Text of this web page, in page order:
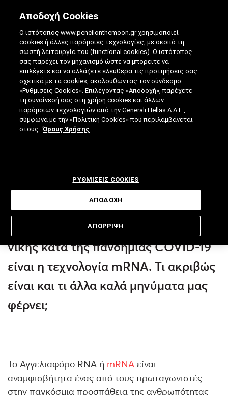
ΤΕΧΝΟΛΟΓΊΑ MRNA: ΠΌΣΟ ΕΛΠΙΔΟΦΌΡΑ
ΕΊΝΑΙ;
04.05.2021|4 ΛΕΠΤΑ ΑΝΑΓΝΩΣΗΣ|
ΑΠΟ: ΒΊΚΥ ΤΣΟΎΡΤΟΥ
Ένας από τους αγγελιοφόρους της
νίκης κατά της πανδημίας COVID-19
είναι η τεχνολογία mRNA. Τι ακριβώς
είναι και τι άλλα καλά μηνύματα μας
φέρνει;
Το Αγγελιαφόρο RNA ή mRNA είναι
αναμφισβήτητα ένας από τους πρωταγωνιστές
στην παγκόσμια προσπάθεια της ανθρωπότητας
Αποδοχή Cookies
Ο ιστότοπος www.pencilonthemoon.gr χρησιμοποιεί
cookies ή άλλες παρόμοιες τεχνολογίες, με σκοπό τη
σωστή λειτουργία του (functional cookies). Ο ιστότοπος
σας παρέχει τον μηχανισμό ώστε να μπορείτε να
επιλέγετε και να αλλάζετε ελεύθερα τις προτιμήσεις σας
σχετικά με τα cookies, ακολουθώντας τον σύνδεσμο
«Ρυθμίσεις Cookies». Επιλέγοντας «Αποδοχή», παρέχετε
τη συναίνεσή σας στη χρήση cookies και άλλων
παρόμοιων τεχνολογιών από την Generali Hellas A.A.E.,
σύμφωνα με την «Πολιτική Cookies» που περιλαμβάνεται
στους
Όρους Χρήσης
ΡΥΘΜΙΣΕΙΣ COOKIES
ΑΠΟΡΡΙΨΗ
ΑΠΟΔΟΧΗ